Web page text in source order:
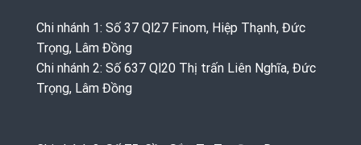
Chi nhánh 1: Số 37 Ql27 Finom, Hiệp Thạnh, Đức
Trọng, Lâm Đồng
Chi nhánh 2: Số 637 Ql20 Thị trấn Liên Nghĩa, Đức
Trọng, Lâm Đồng